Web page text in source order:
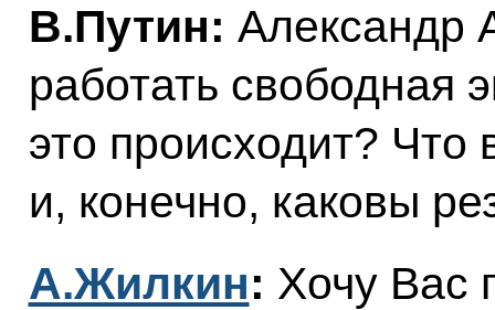
В.Путин: Александр
работать свободная
это происходит? Что
и, конечно, каковы
А.Жилкин: Хочу Вас